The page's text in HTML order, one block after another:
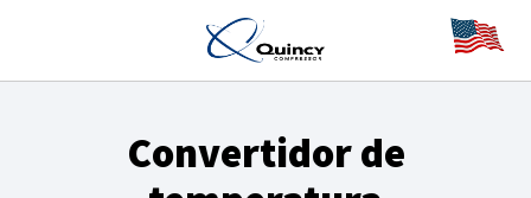
Convertidor de